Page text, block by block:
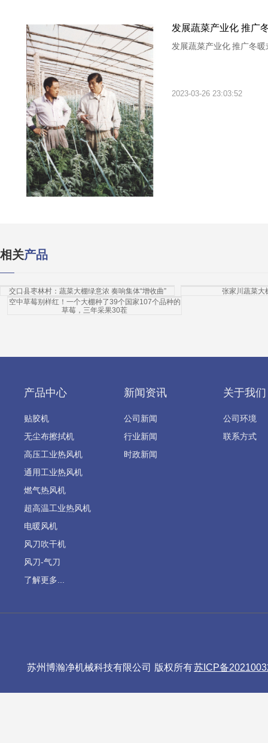
发展蔬菜产业化 推广
发展蔬菜产业化 推广冬
2023-03-26 23:03:52
相关产品
交口县枣林村：蔬菜大棚绿意浓 奏响集体“增收曲”
张家川蔬菜大
空中草莓别样红！一个大棚种了39个国家107个品种的
草莓，三年采果30茬
产品中心
贴胶机
无尘布擦拭机
高压工业热风机
通用工业热风机
燃气热风机
超高温工业热风机
电暖风机
风刀吹干机
风刀-气刀
了解更多...
新闻资讯
公司新闻
行业新闻
时政新闻
关于我们
公司环境
联系方式
苏州博瀚净机械科技有限公司 版权所有苏ICP备